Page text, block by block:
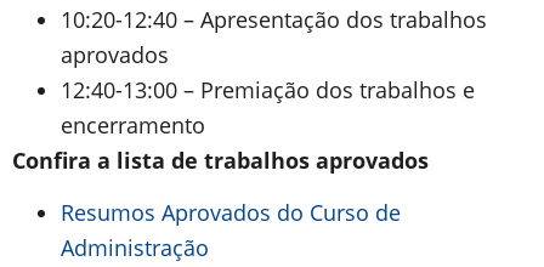
10:20-12:40 – Apresentação dos trabalhos
aprovados
12:40-13:00 – Premiação dos trabalhos e
encerramento
Confira a lista de trabalhos aprovados
Resumos Aprovados do Curso de
Administração